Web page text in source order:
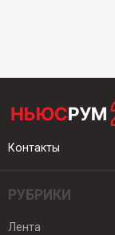
Контакты
РУБРИКИ
Лента